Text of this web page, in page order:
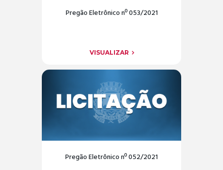
Pregão Eletrônico nº 053/2021
VISUALIZAR
Pregão Eletrônico nº 052/2021